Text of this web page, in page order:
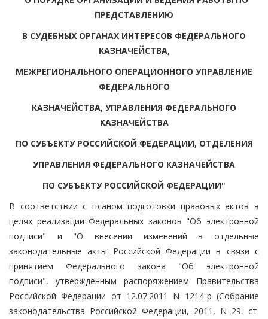
ПРЕДСТАВЛЕНИЮ
В СУДЕБНЫХ ОРГАНАХ ИНТЕРЕСОВ ФЕДЕРАЛЬНОГО
КАЗНАЧЕЙСТВА,
МЕЖРЕГИОНАЛЬНОГО ОПЕРАЦИОННОГО УПРАВЛЕНИЕ
ФЕДЕРАЛЬНОГО
КАЗНАЧЕЙСТВА, УПРАВЛЕНИЯ ФЕДЕРАЛЬНОГО
КАЗНАЧЕЙСТВА
ПО СУБЪЕКТУ РОССИЙСКОЙ ФЕДЕРАЦИИ, ОТДЕЛЕНИЯ
УПРАВЛЕНИЯ ФЕДЕРАЛЬНОГО КАЗНАЧЕЙСТВА
ПО СУБЪЕКТУ РОССИЙСКОЙ ФЕДЕРАЦИИ"
В соответствии с планом подготовки правовых актов в
целях реализации Федеральных законов "Об электронной
подписи" и "О внесении изменений в отдельные
законодательные акты Российской Федерации в связи с
принятием Федерального закона "Об электронной
подписи", утвержденным распоряжением Правительства
Российской Федерации от 12.07.2011 N 1214-р (Собрание
законодательства Российской Федерации, 2011, N 29, ст.